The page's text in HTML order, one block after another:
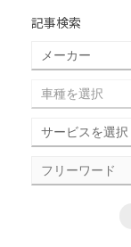
記事検索